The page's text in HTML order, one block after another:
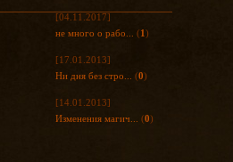
[04.11.2017]
не много о рабо...
(1)
[17.01.2013]
Ни дня без стро...
(0)
[14.01.2013]
Изменения магич...
(0)